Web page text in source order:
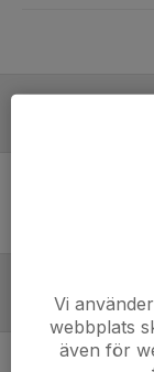
Referat
Vi
webbplats
även för